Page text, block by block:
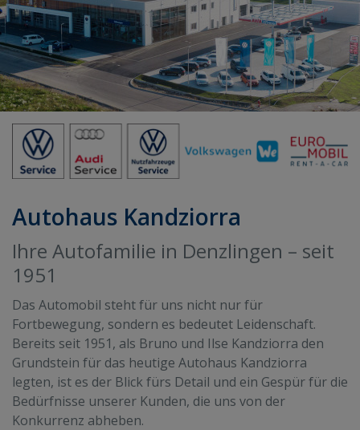
Autohaus Kandziorra
Ihre Autofamilie in Denzlingen – seit
1951
Das Automobil steht für uns nicht nur für
Fortbewegung, sondern es bedeutet Leidenschaft.
Bereits seit 1951, als Bruno und Ilse Kandziorra den
Grundstein für das heutige Autohaus Kandziorra
legten, ist es der Blick fürs Detail und ein Gespür für die
Bedürfnisse unserer Kunden, die uns von der
Konkurrenz abheben.